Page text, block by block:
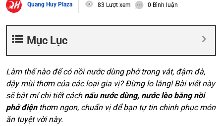
Quang Huy Plaza 83 Lượt xem 0 Bình luận
Mục Lục
Làm thế nào để có nồi nước dùng phở trong vắt, đậm đà,
dậy mùi thơm của các loại gia vị? Đừng lo lắng! Bài viết này
sẽ bật mí chi tiết cách nấu nước dùng, nước lèo bằng nồi
phở điệnthơm ngon, chuẩn vị để bạn tự tin chinh phục món
ăn tuyệt vời này.